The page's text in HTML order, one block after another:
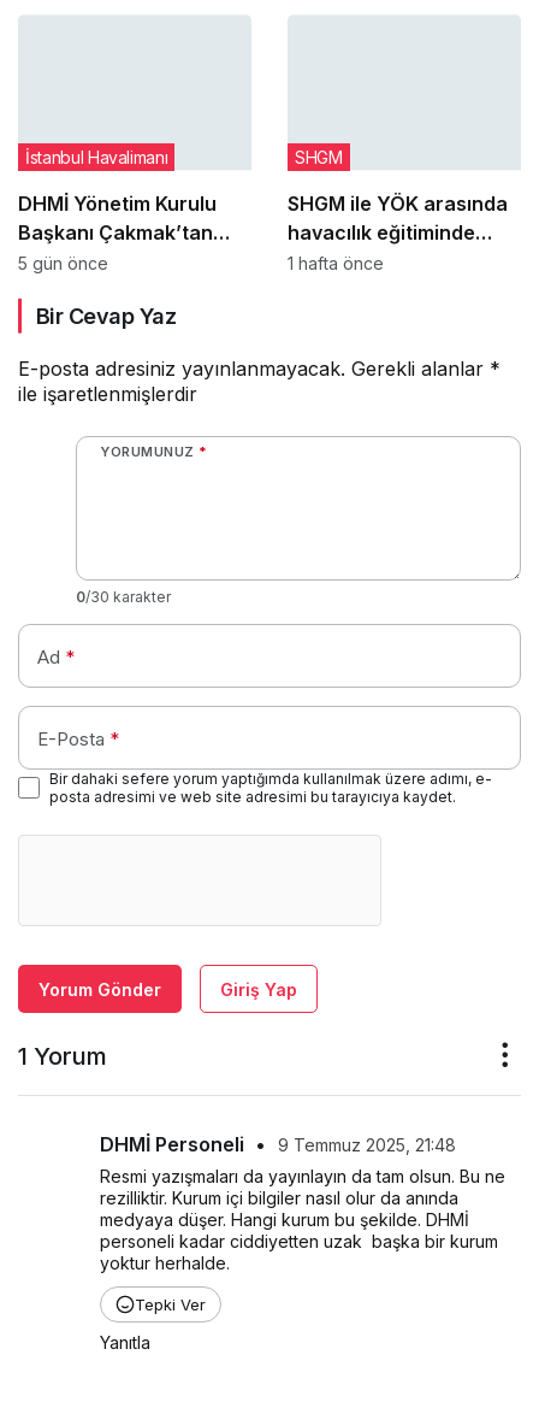
Programı” iş birliği
DHMİ Yönetim Kurulu
Başkanı Çakmak’tan
tarihi yolcu rekoru
İstanbul Havalimanı
5 gün önce
SHGM ile YÖK arasında
havacılık eğitiminde
stratejik işbirliği
SHGM
1 hafta önce
Bir Cevap Yaz
E-posta adresiniz yayınlanmayacak. Gerekli alanlar *
ile işaretlenmişlerdir
YORUMUNUZ *
0/30 karakter
Ad *
E-Posta *
Bir dahaki sefere yorum yaptığımda kullanılmak üzere adımı, e-
posta adresimi ve web site adresimi bu tarayıcıya kaydet.
Yorum Gönder Giriş Yap
1 Yorum
DHMİ Personeli •
9 Temmuz 2025, 21:48
Resmi yazışmaları da yayınlayın da tam olsun. Bu ne
rezilliktir. Kurum içi bilgiler nasıl olur da anında
medyaya düşer. Hangi kurum bu şekilde. DHMİ
personeli kadar ciddiyetten uzak  başka bir kurum
yoktur herhalde.
Tepki Ver
Yanıtla